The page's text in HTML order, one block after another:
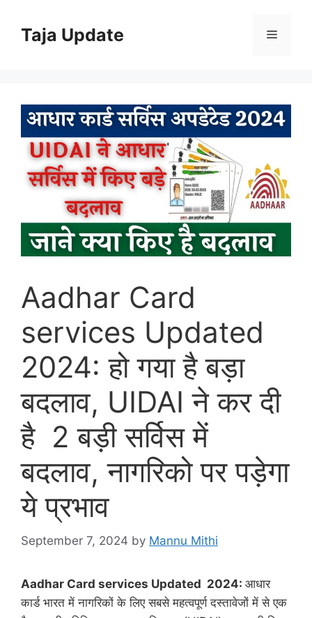
content
Taja Update Menu
Aadhar Card
services Updated
2024: हो गया है बड़ा
बदलाव, UIDAI ने कर दी
है 2 बड़ी सर्विस में
बदलाव, नागरिको पर पड़ेगा
ये प्रभाव
September 7, 2024 by Mannu Mithi
Aadhar Card services Updated 2024: आधार
कार्ड भारत में नागरिकों के लिए सबसे महत्वपूर्ण दस्तावेजों में से एक